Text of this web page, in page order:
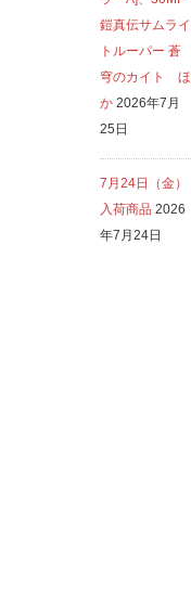
鎧真伝サムライ
トルーパー 蒼
穹のカイト ほ
か 2026年7月
25日
7月24日（金）
入荷商品 2026
年7月24日